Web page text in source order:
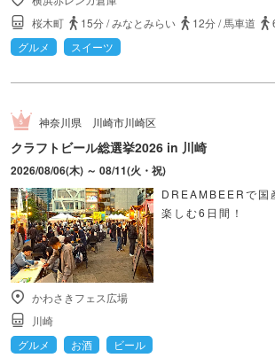
桜木町
15分/みなとみらい 12分/馬車道
グルメ
スイーツ
神奈川県 川崎市川崎区
クラフトビール総選挙2026 in 川崎
2026/08/06(木) ～ 08/11(火・祝)
DREAMBEERで国
楽しむ6日間！
かわさきフェス広場
川崎
グルメ
お酒 ビール